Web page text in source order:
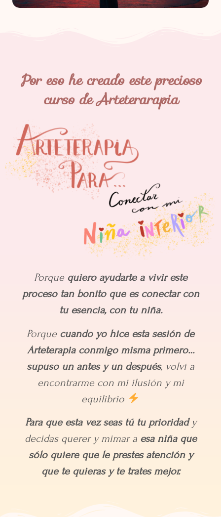
Por eso he creado este precioso
curso de Arteterarapia
Porque quiero ayudarte a vivir este
proceso tan bonito que es conectar con
tu esencia, con tu niña.
Porque cuando yo hice esta sesión de
Arteterapia conmigo misma primero…
supuso un antes y un después, volví a
encontrarme con mi ilusión y mi
equilibrio
Para que esta vez seas tú tu prioridady
decidas querer y mimar a esa niña que
sólo quiere que le prestes atención y
que te quieras y te trates mejor.